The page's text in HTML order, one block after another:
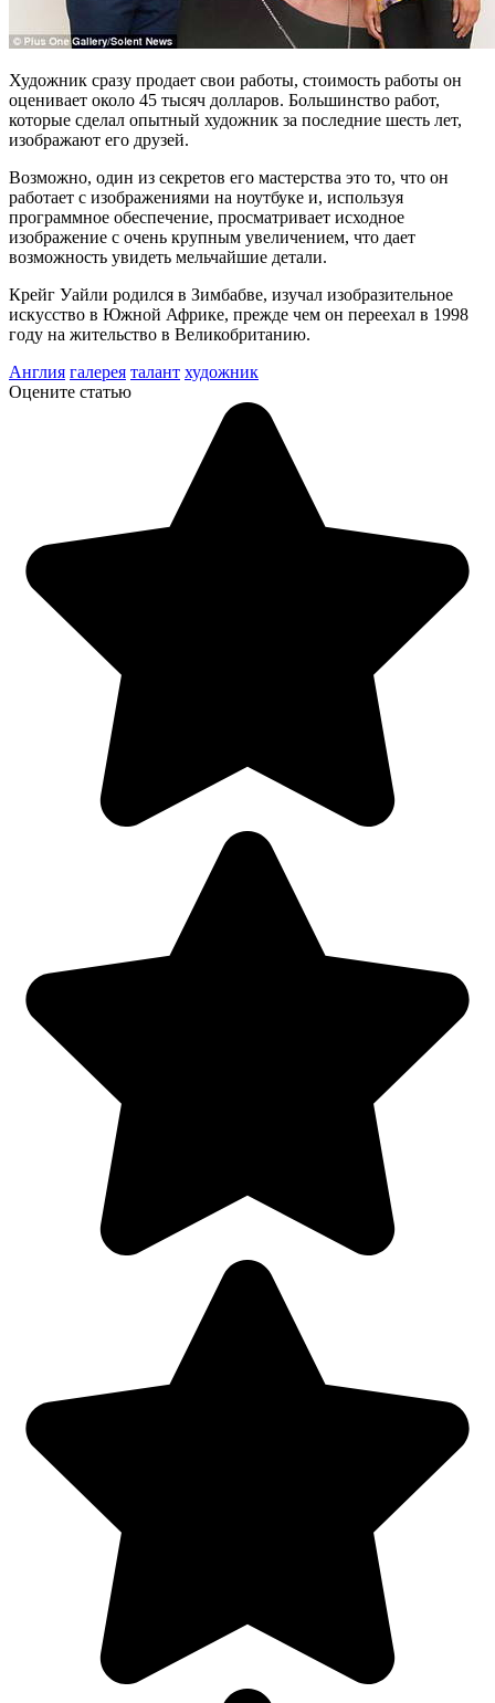
Художник сразу продает свои работы, стоимость работы он
оценивает около 45 тысяч долларов. Большинство работ,
которые сделал опытный художник за последние шесть лет,
изображают его друзей.
Возможно, один из секретов его мастерства это то, что он
работает с изображениями на ноутбуке и, используя
программное обеспечение, просматривает исходное
изображение с очень крупным увеличением, что дает
возможность увидеть мельчайшие детали.
Крейг Уайли родился в Зимбабве, изучал изобразительное
искусство в Южной Африке, прежде чем он переехал в 1998
году на жительство в Великобританию.
Англия галерея талант художник
Оцените статью